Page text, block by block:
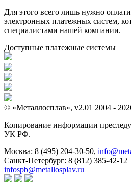
Для этого всего лишь нужно
электронных платежных систем,
специалистами нашей компании.
Доступные платежные системы
© «Металлосплав», v2.01 2004 -
Копирование информации
УК РФ.
Москва: 8 (495) 204-30-50,
Санкт-Петербург: 8 (812) 385-42-12
infospb@metallosplav.ru